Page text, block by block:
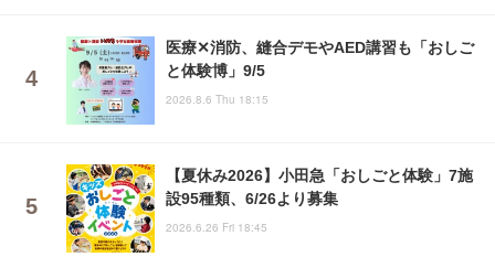
医療✕消防、縫合デモやAED講習も「おしご
と体験博」9/5
2026.8.6 Thu 18:15
【夏休み2026】小田急「おしごと体験」7施
設95種類、6/26より募集
2026.6.26 Fri 18:45